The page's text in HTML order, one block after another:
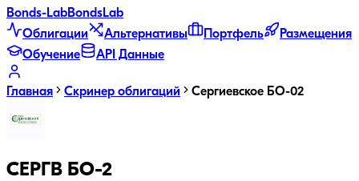
Bonds-LabBondsLab
Облигации
Альтернативы Портфель
Размещения
Обучение
API Данные
Главная Скринер облигаций Сергиевское БО-02
СЕРГВ БО-2